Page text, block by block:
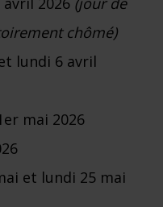
chômé)
lundi 6 avril
mai 2026
et lundi 25 mai